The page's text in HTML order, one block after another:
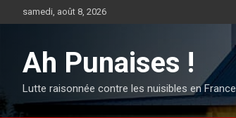
au
samedi, août 8, 2026
Ah Punaises !
Lutte raisonnée contre les nuisibles en France